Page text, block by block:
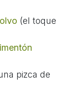
(el toque
pizca de